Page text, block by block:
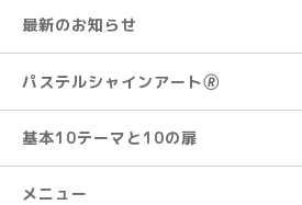
最新のお知らせ
パステルシャインアート🄬
基本10テーマと10の扉
メニュー